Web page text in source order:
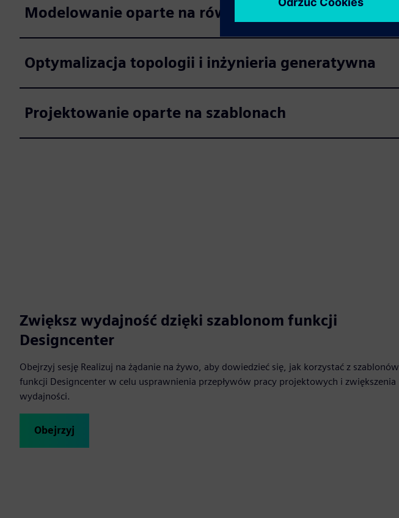
Modelowanie oparte na równaniach
Optymalizacja topologii i inżynieria generatywna
Projektowanie oparte na szablonach
Zwiększ wydajność dzięki szablonom funkcji
Designcenter
Obejrzyj sesję Realizuj na żądanie na żywo, aby dowiedzieć się, jak korzystać z szablonów
funkcji Designcenter w celu usprawnienia przepływów pracy projektowych i zwiększenia
wydajności.
Obejrzyj